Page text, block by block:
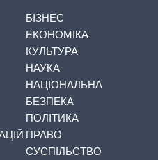
БІЗНЕС
ЕКОНОМІКА
КУЛЬТУРА
НАУКА
НАЦІОНАЛЬНА
БЕЗПЕКА
ПОЛІТИКА
ПРАВО
СУСПІЛЬСТВО